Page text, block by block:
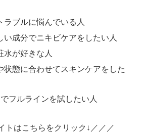
ラブルに悩んでいる人
い成分でニキビケアをしたい人
水が好きな人
状態に合わせてスキンケアをした
フルラインを試したい人
トはこちらをクリック↓／／／